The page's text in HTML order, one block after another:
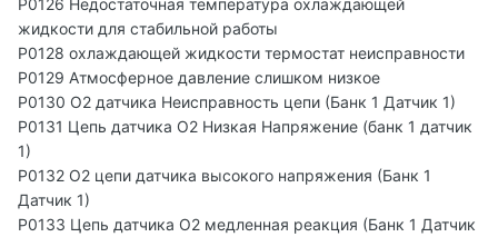
жидкости для стабильной работы
P0128 охлаждающей жидкости термостат неисправности
P0129 Атмосферное давление слишком низкое
P0130 O2 датчика Неисправность цепи (Банк 1 Датчик 1)
P0131 Цепь датчика O2 Низкая Напряжение (банк 1 датчик
1)
P0132 O2 цепи датчика высокого напряжения (Банк 1
Датчик 1)
P0133 Цепь датчика O2 медленная реакция (Банк 1 Датчик